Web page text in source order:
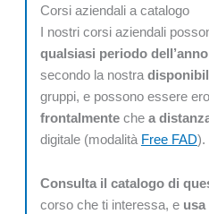
Corsi aziendali a catalogo
I nostri corsi aziendali
qualsiasi periodo dell’anno
secondo la nostra
gruppi, e possono essere
frontalmenteche a
digitale (modalità Free FAD).
Consulta il catalogo di
corso che ti interessa, e usa